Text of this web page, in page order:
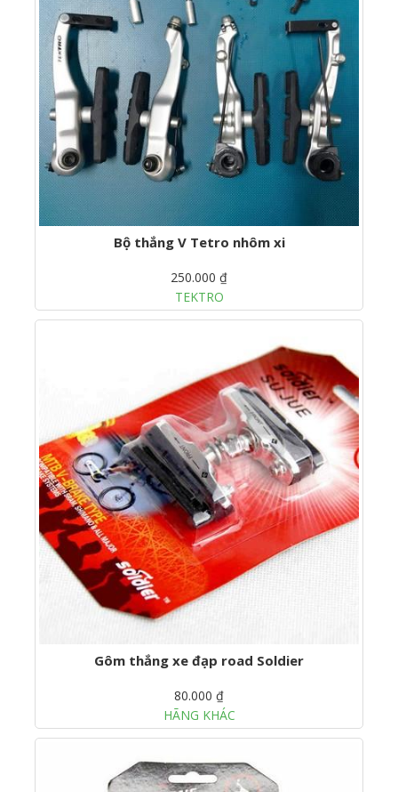
Bộ thắng V Tetro nhôm xi
250.000 ₫
TEKTRO
Gôm thắng xe đạp road Soldier
80.000 ₫
HÃNG KHÁC